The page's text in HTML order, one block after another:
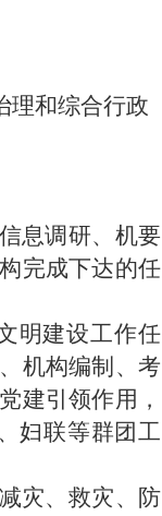
理和综合行政
息调研、机要
完成下达的任
明建设工作任
机构编制、考
建引领作用，
妇联等群团工
灾、救灾、防